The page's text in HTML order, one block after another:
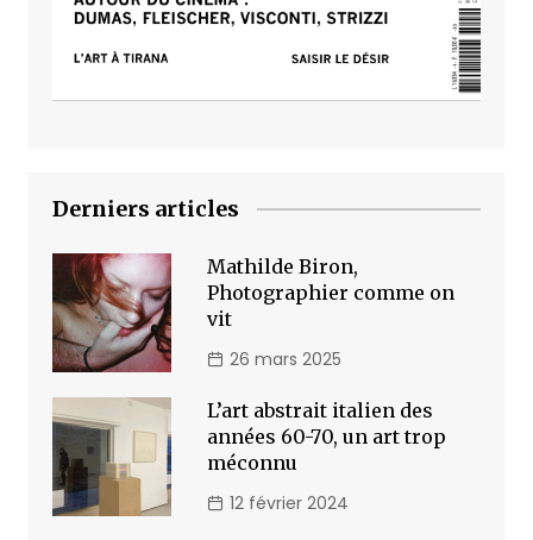
Derniers articles
Mathilde Biron,
Photographier comme on
vit
26 mars 2025
L’art abstrait italien des
années 60-70, un art trop
méconnu
12 février 2024